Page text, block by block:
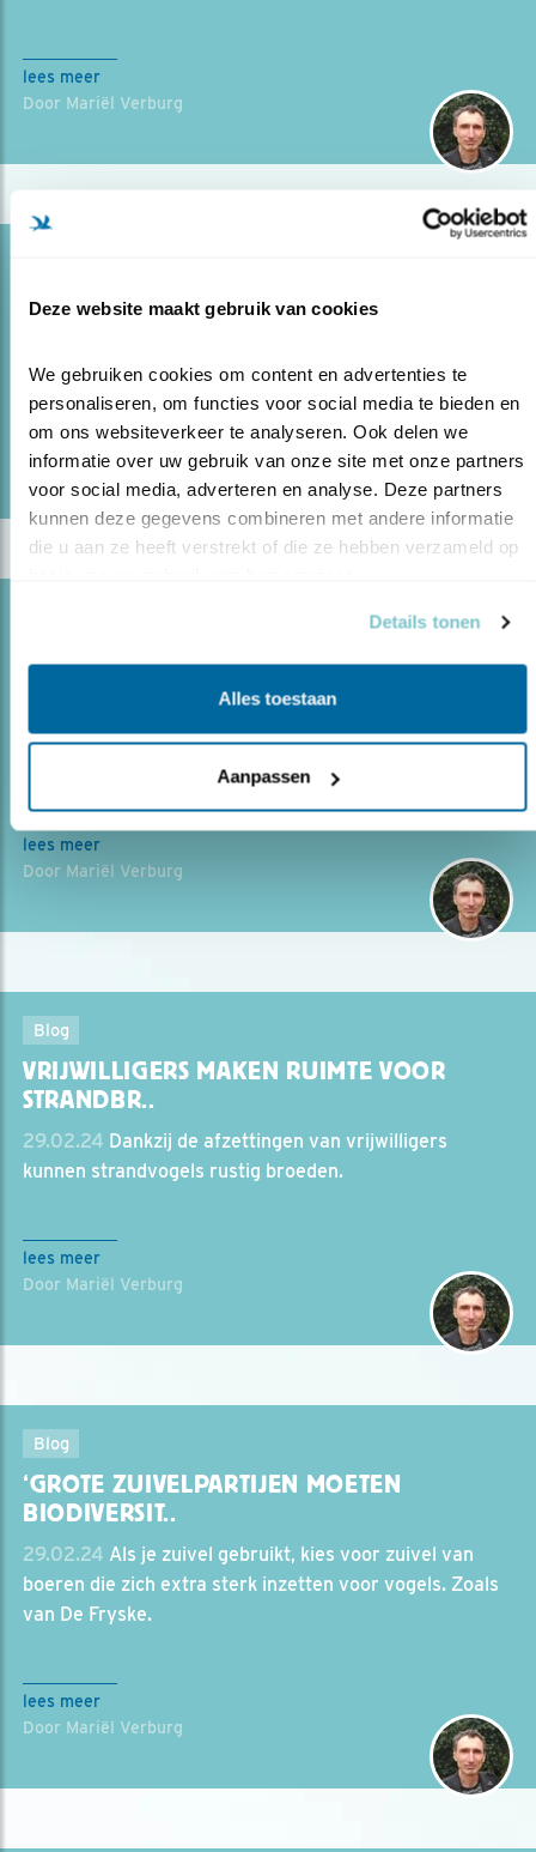
Deze website maakt gebruik van cookies
We gebruiken cookies om content en advertenties te
personaliseren, om functies voor social media te bieden en
om ons websiteverkeer te analyseren. Ook delen we
informatie over uw gebruik van onze site met onze partners
voor social media, adverteren en analyse. Deze partners
kunnen deze gegevens combineren met andere informatie
die u aan ze heeft verstrekt of die ze hebben verzameld op
Details tonen
Alles toestaan
Aanpassen
lees meer
Door Mariël Verburg
VOGELVRIENDELIJK GROENBEHEER
lees meer
Door Mariël Verburg
NIEUWE SUBSIDIEREGELING: GOED VOOR
25.04.24Goed nieuws: start nieuwe subsidie
lees meer
Door Mariël Verburg
Blog
VRIJWILLIGERS MAKEN RUIMTE VOOR
STRANDBR..
29.02.24 Dankzij de afzettingen van vrijwilligers
kunnen strandvogels rustig broeden.
lees meer
Door Mariël Verburg
Blog
‘GROTE ZUIVELPARTIJEN MOETEN
BIODIVERSIT..
29.02.24 Als je zuivel gebruikt, kies voor zuivel van
boeren die zich extra sterk inzetten voor vogels. Zoals
van De Fryske.
lees meer
Door Mariël Verburg